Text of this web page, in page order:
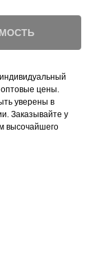
оптовые цены.
уверены в
Заказывайте у
высочайшего